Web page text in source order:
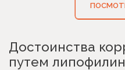
Достоинства
путем